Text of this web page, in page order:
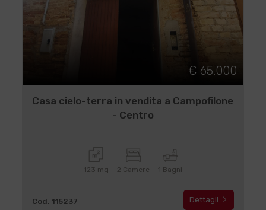
€ 65.000
Casa cielo-terra in vendita a Campofilone
- Centro
123 mq 2 Camere 1 Bagni
Cod. 115237 Dettagli